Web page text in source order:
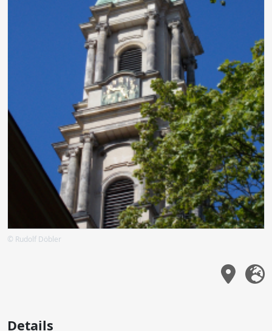
© Rudolf Döbler
Details